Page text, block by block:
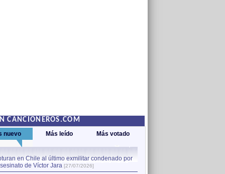
CANCIONEROS.COM
nuevo Más leído Más votado
en Chile al último exmilitar condenado por
de Víctor Jara [27/07/2026]